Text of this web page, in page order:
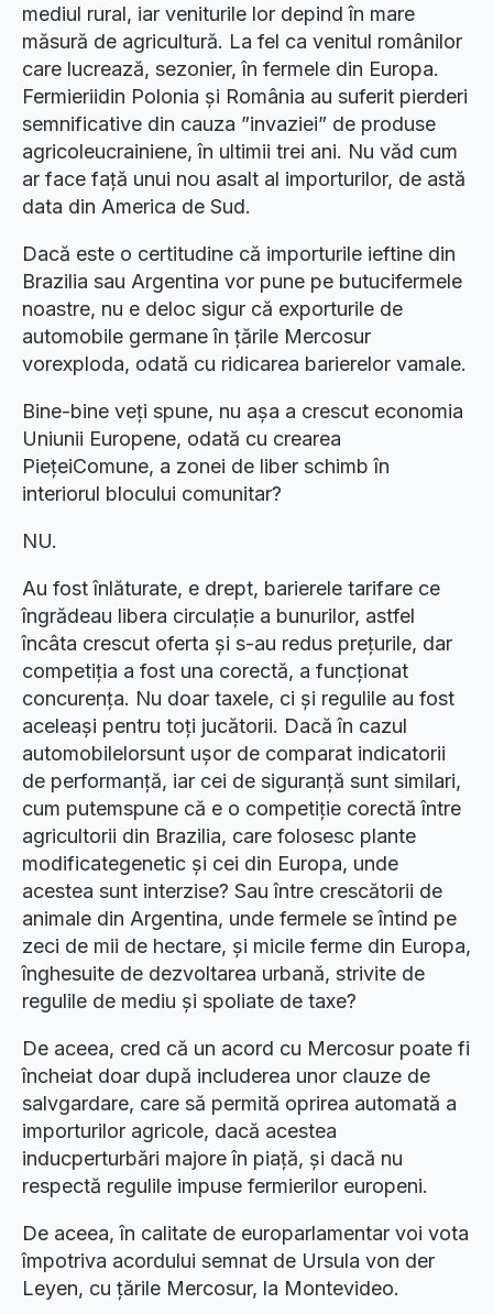
mediul rural, iar veniturile lor depind în mare
măsură de agricultură. La fel ca venitul românilor
care lucrează, sezonier, în fermele din Europa.
Fermieriidin Polonia și România au suferit pierderi
semnificative din cauza ”invaziei” de produse
agricoleucrainiene, în ultimii trei ani. Nu văd cum
ar face față unui nou asalt al importurilor, de astă
data din America de Sud.
Dacă este o certitudine că importurile ieftine din
Brazilia sau Argentina vor pune pe butucifermele
noastre, nu e deloc sigur că exporturile de
automobile germane în țările Mercosur
vorexploda, odată cu ridicarea barierelor vamale.
Bine-bine veți spune, nu așa a crescut economia
Uniunii Europene, odată cu crearea
PiețeiComune, a zonei de liber schimb în
interiorul blocului comunitar?
NU.
Au fost înlăturate, e drept, barierele tarifare ce
îngrădeau libera circulație a bunurilor, astfel
încâta crescut oferta și s-au redus prețurile, dar
competiția a fost una corectă, a funcționat
concurența. Nu doar taxele, ci și regulile au fost
aceleași pentru toți jucătorii. Dacă în cazul
automobilelorsunt ușor de comparat indicatorii
de performanță, iar cei de siguranță sunt similari,
cum putemspune că e o competiție corectă între
agricultorii din Brazilia, care folosesc plante
modificategenetic și cei din Europa, unde
acestea sunt interzise? Sau între crescătorii de
animale din Argentina, unde fermele se întind pe
zeci de mii de hectare, și micile ferme din Europa,
înghesuite de dezvoltarea urbană, strivite de
regulile de mediu și spoliate de taxe?
De aceea, cred că un acord cu Mercosur poate fi
încheiat doar după includerea unor clauze de
salvgardare, care să permită oprirea automată a
importurilor agricole, dacă acestea
inducperturbări majore în piață, și dacă nu
respectă regulile impuse fermierilor europeni.
De aceea, în calitate de europarlamentar voi vota
împotriva acordului semnat de Ursula von der
Leyen, cu țările Mercosur, la Montevideo.